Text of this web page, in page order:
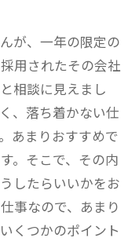
が、一年の限定の
用されたその会社
相談に見えまし
、落ち着かない仕
あまりおすすめで
。そこで、その内
したらいいかをお
事なので、あまり
くつかのポイント